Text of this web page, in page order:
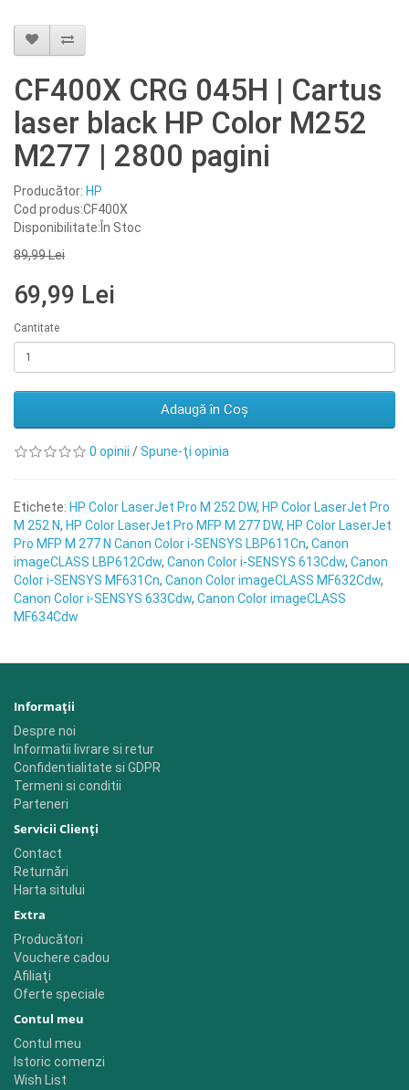
CF400X CRG 045H | Cartus
laser black HP Color M252
M277 | 2800 pagini
Producător: HP
Cod produs:CF400X
Disponibilitate:În Stoc
89,99 Lei
69,99 Lei
Cantitate
Adaugă în Coş
0 opinii /Spune-ţi opinia
Etichete: HP Color LaserJet Pro M 252 DW, HP Color LaserJet Pro
M 252 N, HP Color LaserJet Pro MFP M 277 DW, HP Color LaserJet
Pro MFP M 277 N Canon Color i-SENSYS LBP611Cn, Canon
imageCLASS LBP612Cdw, Canon Color i-SENSYS 613Cdw, Canon
Color i-SENSYS MF631Cn, Canon Color imageCLASS MF632Cdw,
Canon Color i-SENSYS 633Cdw, Canon Color imageCLASS
MF634Cdw
Informaţii
Despre noi
Informatii livrare si retur
Confidentialitate si GDPR
Termeni si conditii
Parteneri
Servicii Clienţi
Contact
Returnări
Harta sitului
Extra
Producători
Vouchere cadou
Afiliaţi
Oferte speciale
Contul meu
Contul meu
Istoric comenzi
Wish List